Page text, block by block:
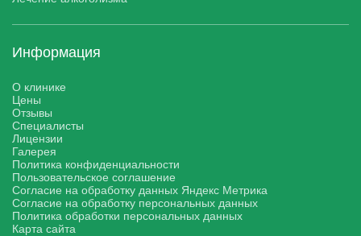
Информация
О клинике
Цены
Отзывы
Специалисты
Лицензии
Галерея
Политика конфиденциальности
Пользовательское соглашение
Согласие на обработку данных Яндекс Метрика
Согласие на обработку персональных данных
Политика обработки персональных данных
Карта сайта